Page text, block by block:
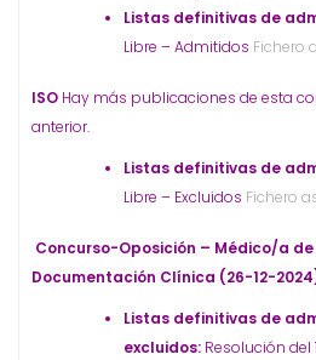
Listas definitivas de
Libre – Admitidos Fichero
ISO Hay más publicaciones de esta
anterior.
Listas definitivas de
Libre – Excluidos Fichero
Concurso-Oposición – Médico/a de
Documentación Clínica (26-12-
Listas definitivas de
excluidos: Resolución del